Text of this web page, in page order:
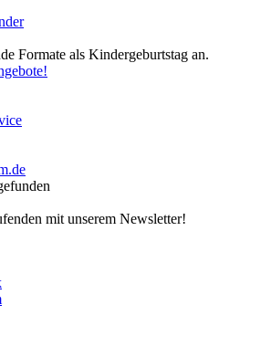
Formate als Kindergeburtstag an.
mit unserem Newsletter!